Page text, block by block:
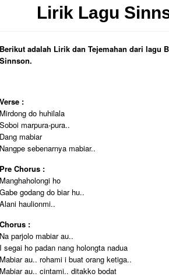
Lirik Lagu
Berikut adalah Lirik dan Tejemahan dari lagu
Sinnson.
Verse :
Mirdong do huhilala
Soboi marpura-pura..
Dang mabiar
Nangpe sebenarnya mabiar..
Pre Chorus :
Manghaholongi ho
Gabe godang do biar hu..
Alani haulionmi..
Chorus :
Na parjolo mabiar au..
I segai ho padan nang holongta nadua
Mabiar au.. rohami i buat orang ketiga..
Mabiar au.. cintami.. ditakko bodat